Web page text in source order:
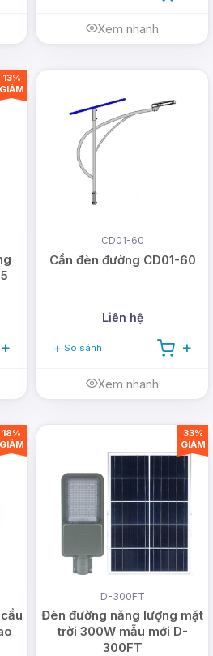
Xem nhanh
13%
GIẢM
CD01-60
Cần đèn đường CD01-60
Liên hệ
So sánh
Xem nhanh
18%
GIẢM
D-300FT
Đèn đường năng lượng mặt
trời 300W mẫu mới D-
300FT
33%
GIẢM